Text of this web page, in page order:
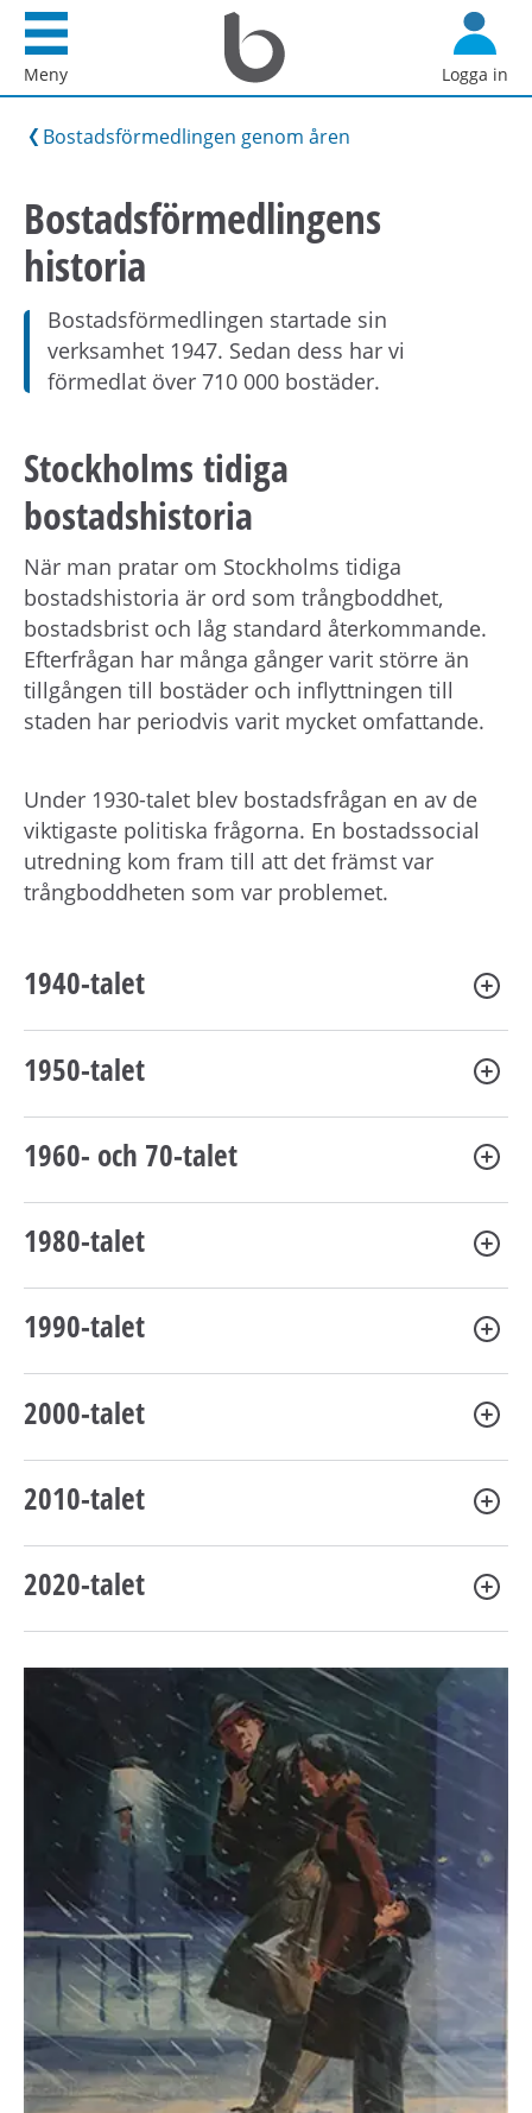
d
i
k
i
l
l
å
l
l
e
t
Meny
Startsida
Bostadsförmedlingen
i
AB
Logga in
Bostadsförmedlingen genom åren
Bostadsförmedlingens
historia
Bostadsförmedlingen startade sin
verksamhet 1947. Sedan dess har vi
förmedlat över 710 000 bostäder.
Stockholms tidiga
bostadshistoria
När man pratar om Stockholms tidiga
bostadshistoria är ord som trångboddhet,
bostadsbrist och låg standard återkommande.
Efterfrågan har många gånger varit större än
tillgången till bostäder och inflyttningen till
staden har periodvis varit mycket omfattande.
Under 1930-talet blev bostadsfrågan en av de
viktigaste politiska frågorna. En bostadssocial
utredning kom fram till att det främst var
trångboddheten som var problemet.
1940-talet
1950-talet
1960- och 70-talet
1980-talet
1990-talet
2000-talet
2010-talet
2020-talet